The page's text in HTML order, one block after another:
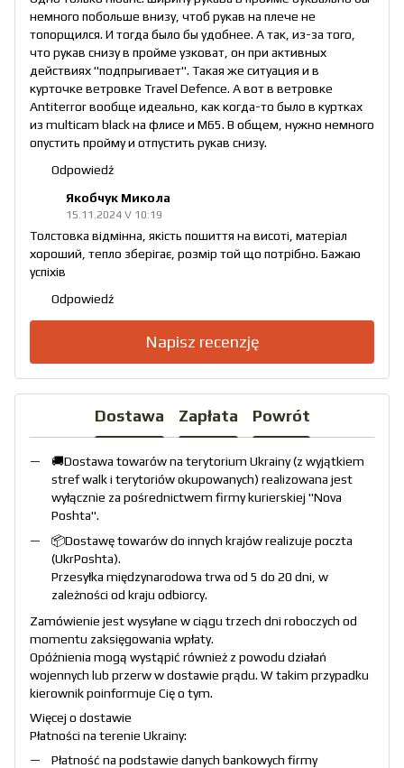
немного побольше внизу, чтоб рукав на плече не
топорщился. И тогда было бы удобнее. А так, из-за того,
что рукав снизу в пройме узковат, он при активных
действиях "подпрыгивает". Такая же ситуация и в
курточке ветровке Travel Defence. А вот в ветровке
Antiterror вообще идеально, как когда-то было в куртках
из multicam black на флисе и М65. В общем, нужно немного
опустить пройму и отпустить рукав снизу.
Odpowiedź
Якобчук Микола
15.11.2024 V 10:19
Толстовка відмінна, якість пошиття на висоті, матеріал
хороший, тепло зберігає, розмір той що потрібно. Бажаю
успіхів
Odpowiedź
Napisz recenzję
Dostawa Zapłata Powrót
🚚Dostawa towarów na terytorium Ukrainy (z wyjątkiem
stref walk i terytoriów okupowanych) realizowana jest
wyłącznie za pośrednictwem firmy kurierskiej "Nova
Poshta".
📦Dostawę towarów do innych krajów realizuje poczta
(UkrPoshta).
Przesyłka międzynarodowa trwa od 5 do 20 dni, w
zależności od kraju odbiorcy.
Zamówienie jest wysyłane w ciągu trzech dni roboczych od
momentu zaksięgowania wpłaty.
Opóźnienia mogą wystąpić również z powodu działań
wojennych lub przerw w dostawie prądu. W takim przypadku
kierownik poinformuje Cię o tym.
Więcej o dostawie
Płatności na terenie Ukrainy:
Płatność na podstawie danych bankowych firmy